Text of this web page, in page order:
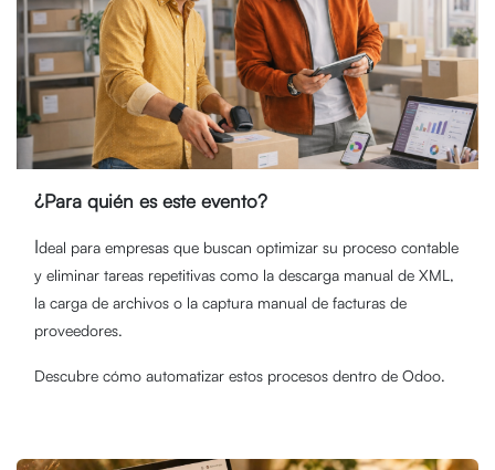
¿Para quién es este evento?
Ideal para empresas que buscan optimizar su proceso contable
y eliminar tareas repetitivas como la descarga manual de XML,
la carga de archivos o la captura manual de facturas de
proveedores.
Descubre cómo automatizar estos procesos dentro de Odoo.